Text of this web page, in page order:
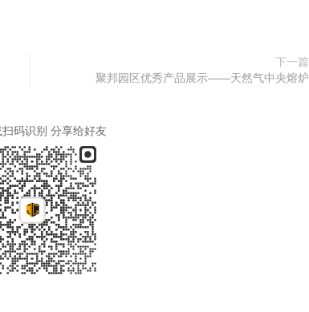
下一篇
聚邦园区优秀产品展示——天然气中央熔炉
码识别 分享给好友